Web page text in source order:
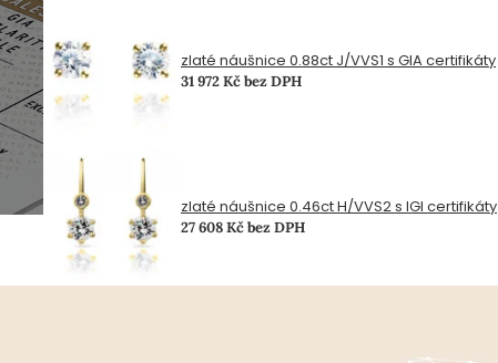
zlaté náušnice 0.88ct J/VVS1 s GIA certifikáty
31 972 Kč bez DPH
zlaté náušnice 0.46ct H/VVS2 s IGI certifikáty
27 608 Kč bez DPH